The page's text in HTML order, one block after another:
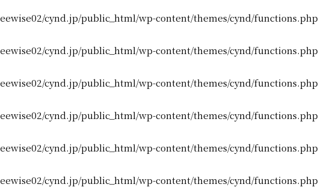
cynd.jp/public_html/wp-content/themes/cynd/functions.php
cynd.jp/public_html/wp-content/themes/cynd/functions.php
cynd.jp/public_html/wp-content/themes/cynd/functions.php
cynd.jp/public_html/wp-content/themes/cynd/functions.php
cynd.jp/public_html/wp-content/themes/cynd/functions.php
cynd.jp/public_html/wp-content/themes/cynd/functions.php